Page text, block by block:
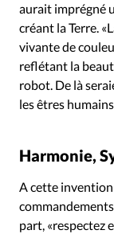
aurait imprégné
créant la Terre.
vivante de
reflétant la
robot. De là
les êtres
Harmonie,
A cette
part, «respectez